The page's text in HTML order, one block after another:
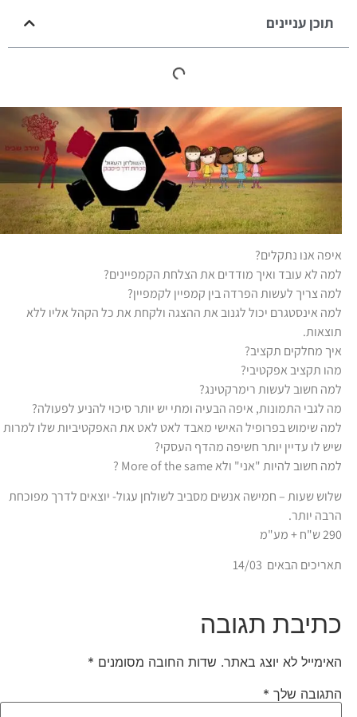
תוכן עניינים
איפה אנו נתקלים?
למה לא עובד ואיך מודדים את הצלחת הקמפיינים?
למה צריך לעשות הפרדה בין קמפיין לקמפיין?
למה אינסטגרם יכול לגנוב את ההצגה ולקחת את כל הקהל אליו ללא
תוצאות.
איך מחלקים תקציב?
מהו תקציב אפקטיבי?
למה חשוב לעשות רימרקטינג?
מה לגבי התמונות, איפה הבעיה ומתי יש יותר סיכוי להניע לפעולה?
למה שימוש בפרופיל האישי מאבד לאט לאט את האפקטיביות שלו למרות
שיש לו עדיין יותר חשיפה מהדף העסקי?
למה חשוב להיות "אני" ולא More of the same ?
שלוש שעות – חמישה אנשים מסביב לשולחן עגול- יוצאים לדרך מפוכחת
הרבה יותר.
290 ש"ח + מע"מ
תאריכים הבאים 14/03
כתיבת תגובה
האימייל לא יוצג באתר. שדות החובה מסומנים *
התגובה שלך *